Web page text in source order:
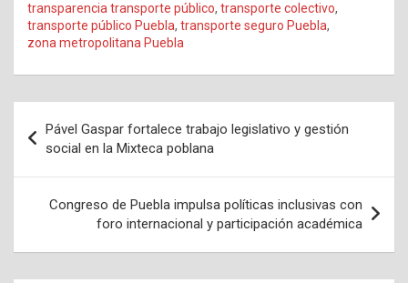
transparencia transporte público, transporte colectivo,
transporte público Puebla, transporte seguro Puebla,
zona metropolitana Puebla
de
entradas
Pável Gaspar fortalece trabajo legislativo y gestión
social en la Mixteca poblana
Congreso de Puebla impulsa políticas inclusivas con
foro internacional y participación académica